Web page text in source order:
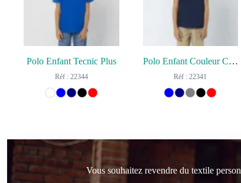
Polo Enfant Tecnic Plus
Réf : 22344
Polo Enfant Couleur Charles
Réf : 22341
Vous souhaitez revendre du textile